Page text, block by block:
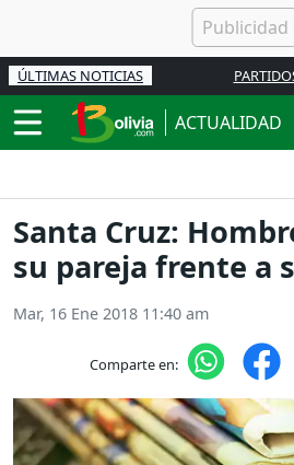
ÚLTIMAS NOTICIAS
ACTUALIDAD
Santa Cruz:
su pareja frente a
Mar, 16 Ene 2018 11:40 am
Comparte en: